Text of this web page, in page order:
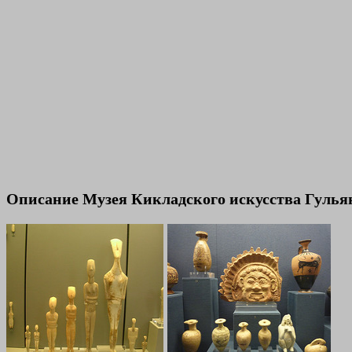
Описание Музея Кикладского искусства